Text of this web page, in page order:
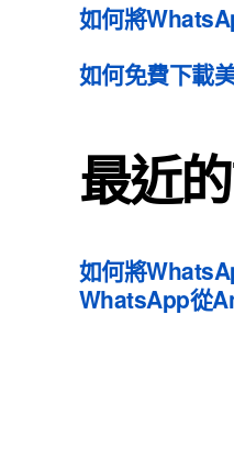
如何將
如何免費下載
最近
如何將
WhatsApp從